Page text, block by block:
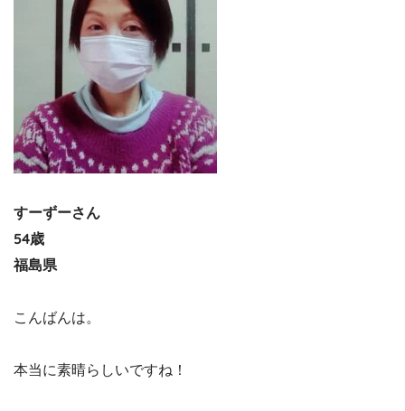
すーずーさん
54歳
福島県
こんばんは。
本当に素晴らしいですね！